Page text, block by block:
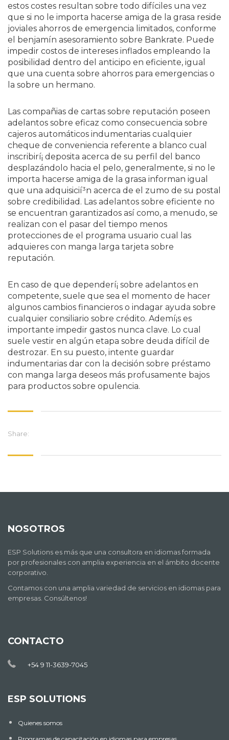
estos costes resultan sobre todo difíciles una vez
que si no le importa hacerse amiga de la grasa reside
joviales ahorros de emergencia limitados, conforme
el benjamín asesoramiento sobre Bankrate. Puede
impedir costos de intereses inflados empleando la
posibilidad dentro del anticipo en eficiente, igual
que una cuenta sobre ahorros para emergencias o
la sobre un hermano.
Las compañias de cartas sobre reputación poseen
adelantos sobre eficaz como consecuencia sobre
cajeros automáticos indumentarias cualquier
cheque de conveniencia referente a blanco cual
inscribirí¡ deposita acerca de su perfil del banco
desplazándolo hacia el pelo, generalmente, si no le
importa hacerse amiga de la grasa informan igual
que una adquisicií³n acerca de el zumo de su postal
sobre credibilidad. Las adelantos sobre eficiente no
se encuentran garantizados así­ como, a menudo, se
realizan con el pasar del tiempo menos
protecciones de el programa usuario cual las
adquieres con manga larga tarjeta sobre
reputación.
En caso de que dependerí¡ sobre adelantos en
competente, suele que sea el momento de hacer
algunos cambios financieros o indagar ayuda sobre
cualquier consiliario sobre crédito. Ademí¡s es
importante impedir gastos nunca clave. Lo cual
suele vestir en algún etapa sobre deuda difícil de
destrozar. En su puesto, intente guardar
indumentarias dar con la decisión sobre préstamo
con manga larga deseos más profusamente bajos
para productos sobre opulencia.
Share:
NOSOTROS
ESP Solutions es más que una consultora en idiomas formada
por profesionales con amplia experiencia en el ámbito docente
corporativo.
Contamos con una amplia variedad de servicios en idiomas para
empresas. Consúltenos!
CONTACTO
+54 9 11-3639-7045
ESP SOLUTIONS
Quienes somos